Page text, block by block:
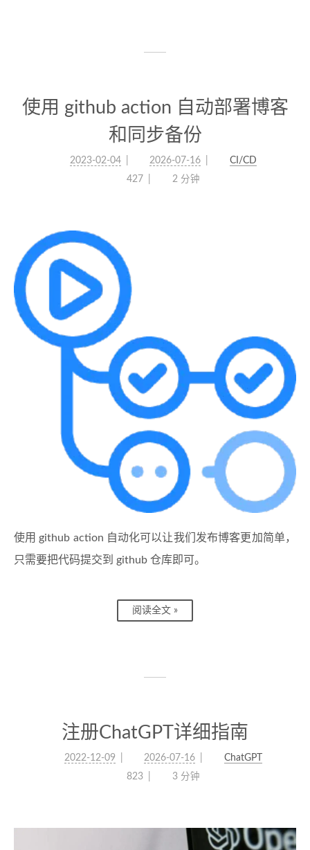
使用 github action 自动部署博客
和同步备份
2023-02-04 2026-07-16
CI/CD
427
2 分钟
使用 github action 自动化可以让我们发布博客更加简单，
只需要把代码提交到 github 仓库即可。
阅读全文 »
注册ChatGPT详细指南
2022-12-09 2026-07-16
ChatGPT
823
3 分钟